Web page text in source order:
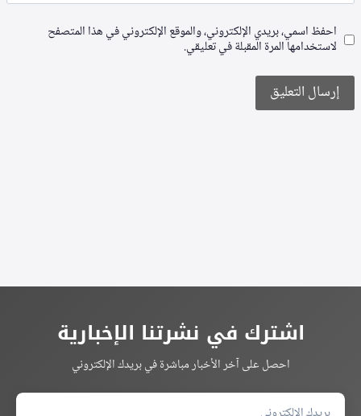
احفظ اسمي، بريدي الإلكتروني، والموقع الإلكتروني في هذا المتصفح
لاستخدامها المرة المقبلة في تعليقي.
اشترك في نشرتنا الإخبارية
احصل على آخر الأخبار مباشرة في بريدك الإلكتروني